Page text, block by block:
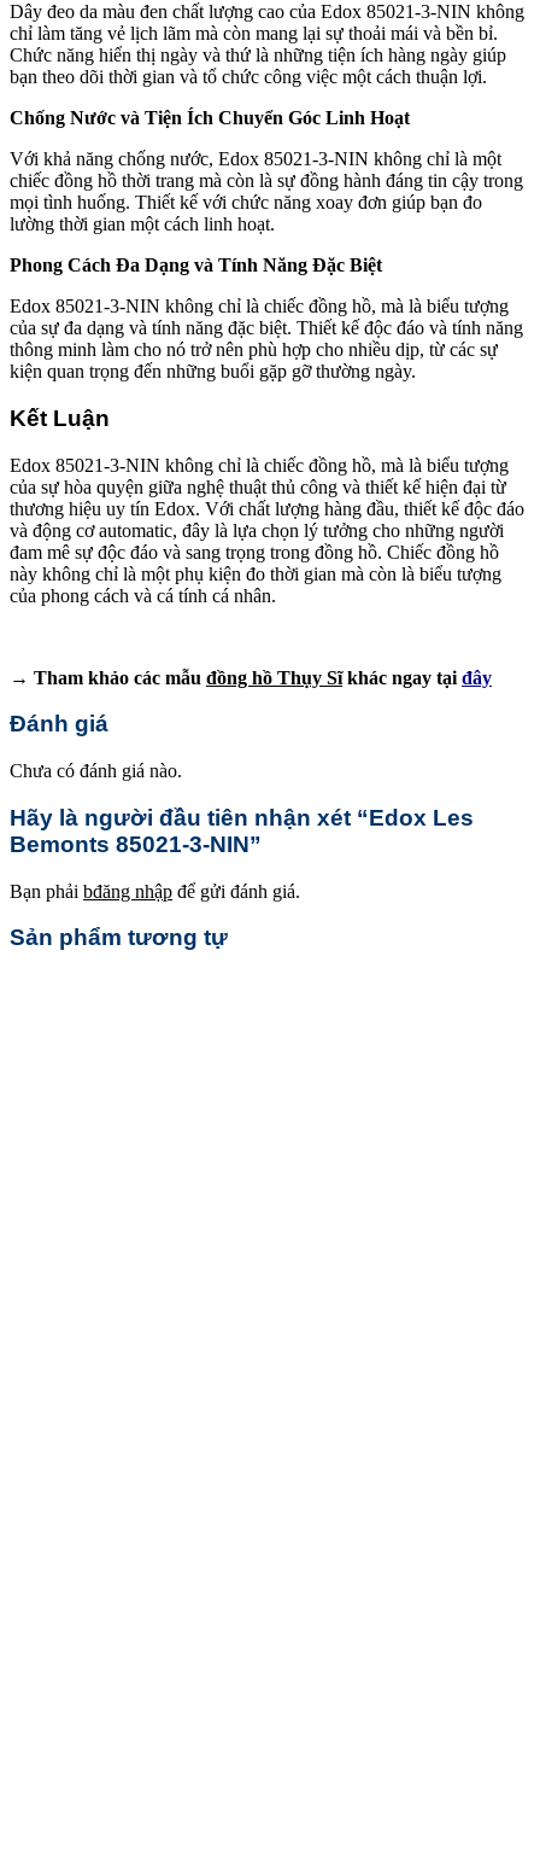
Dây đeo da màu đen chất lượng cao của Edox 85021-3-NIN không
chỉ làm tăng vẻ lịch lãm mà còn mang lại sự thoải mái và bền bỉ.
Chức năng hiển thị ngày và thứ là những tiện ích hàng ngày giúp
bạn theo dõi thời gian và tổ chức công việc một cách thuận lợi.
Chống Nước và Tiện Ích Chuyển Góc Linh Hoạt
Với khả năng chống nước, Edox 85021-3-NIN không chỉ là một
chiếc đồng hồ thời trang mà còn là sự đồng hành đáng tin cậy trong
mọi tình huống. Thiết kế với chức năng xoay đơn giúp bạn đo
lường thời gian một cách linh hoạt.
Phong Cách Đa Dạng và Tính Năng Đặc Biệt
Edox 85021-3-NIN không chỉ là chiếc đồng hồ, mà là biểu tượng
của sự đa dạng và tính năng đặc biệt. Thiết kế độc đáo và tính năng
thông minh làm cho nó trở nên phù hợp cho nhiều dịp, từ các sự
kiện quan trọng đến những buổi gặp gỡ thường ngày.
Kết Luận
Edox 85021-3-NIN không chỉ là chiếc đồng hồ, mà là biểu tượng
của sự hòa quyện giữa nghệ thuật thủ công và thiết kế hiện đại từ
thương hiệu uy tín Edox. Với chất lượng hàng đầu, thiết kế độc đáo
và động cơ automatic, đây là lựa chọn lý tưởng cho những người
đam mê sự độc đáo và sang trọng trong đồng hồ. Chiếc đồng hồ
này không chỉ là một phụ kiện đo thời gian mà còn là biểu tượng
của phong cách và cá tính cá nhân.
→ Tham khảo các mẫu đồng hồ Thụy Sĩkhác ngay tại đây
Đánh giá
Chưa có đánh giá nào.
Hãy là người đầu tiên nhận xét “Edox Les
Bemonts 85021-3-NIN”
Bạn phải bđăng nhập để gửi đánh giá.
Sản phẩm tương tự